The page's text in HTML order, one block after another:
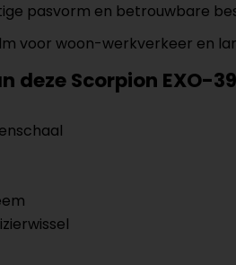
pasvorm en betrouwbare
voor woon-werkverkeer en
deze Scorpion EXO-